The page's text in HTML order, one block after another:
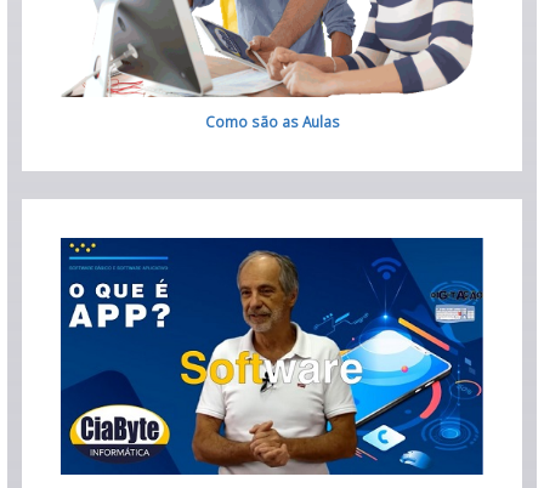
Como são as Aulas